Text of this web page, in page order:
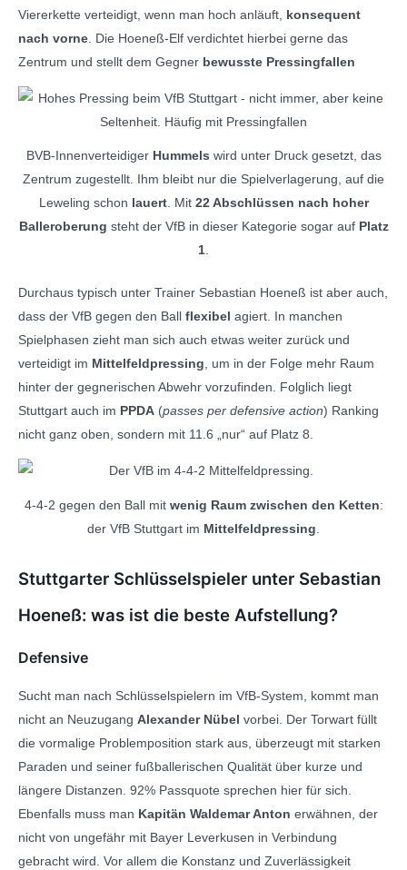
Viererkette verteidigt, wenn man hoch anläuft, konsequent
nach vorne . Die Hoeneß-Elf verdichtet hierbei gerne das
Zentrum und stellt dem Gegner bewusste Pressingfallen
BVB-Innenverteidiger Hummels wird unter Druck gesetzt, das
Zentrum zugestellt. Ihm bleibt nur die Spielverlagerung, auf die
Leweling schon lauert. Mit 22 Abschlüssen nach hoher
Balleroberung steht der VfB in dieser Kategorie sogar auf Platz
1.
Durchaus typisch unter Trainer Sebastian Hoeneß ist aber auch,
dass der VfB gegen den Ball flexibel agiert. In manchen
Spielphasen zieht man sich auch etwas weiter zurück und
verteidigt im Mittelfeldpressing, um in der Folge mehr Raum
hinter der gegnerischen Abwehr vorzufinden. Folglich liegt
Stuttgart auch im PPDA (passes per defensive action) Ranking
nicht ganz oben, sondern mit 11.6 „nur“ auf Platz 8.
4-4-2 gegen den Ball mit wenig Raum zwischen den Ketten:
der VfB Stuttgart im Mittelfeldpressing
Stuttgarter Schlüsselspieler unter Sebastian
Hoeneß: was ist die beste Aufstellung?
Defensive
Sucht man nach Schlüsselspielern im VfB-System, kommt man
nicht an Neuzugang Alexander Nübel vorbei. Der Torwart füllt
die vormalige Problemposition stark aus, überzeugt mit starken
Paraden und seiner fußballerischen Qualität über kurze und
längere Distanzen. 92% Passquote sprechen hier für sich.
Ebenfalls muss man Kapitän Waldemar Anton erwähnen, der
nicht von ungefähr mit Bayer Leverkusen in Verbindung
gebracht wird. Vor allem die Konstanz und Zuverlässigkeit